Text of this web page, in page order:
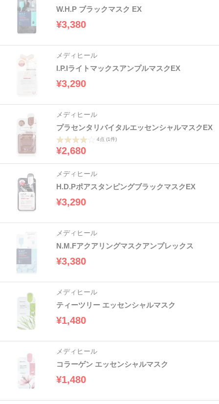
W.H.P ブラックマスク EX
¥3,380
メディヒール
I.P.IライトマックスアンプルマスクEX
¥3,290
メディヒール
プラセンタリバイタルエッセンシャルマスクEX
4点 (1件)
¥2,680
メディヒール
H.D.PポアスタンピングブラックマスクEX
¥3,290
メディヒール
N.M.Fアクアリングマスクアンプレックス
¥3,380
メディヒール
ティーツリー エッセンシャルマスク
¥1,480
メディヒール
コラーゲン エッセンシャルマスク
¥1,480